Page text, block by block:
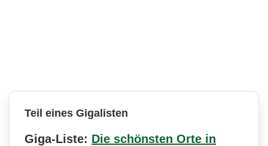
Teil eines Gigalisten
Giga-Liste: Die schönsten Orte in